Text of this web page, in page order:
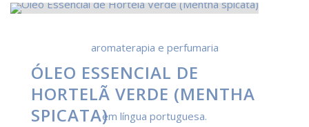
ÓLEO ESSENCIAL DE
HORTELÃ VERDE (MENTHA
SPICATA)